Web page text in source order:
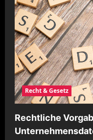
Recht & Gesetz
Rechtliche